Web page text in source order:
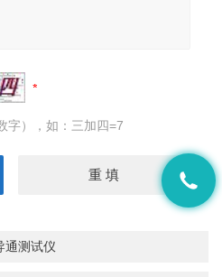
字），如：三加四=7
通测试仪